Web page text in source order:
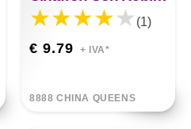
(1)
€ 9.79 + IVA*
8888 CHINA QUEENS